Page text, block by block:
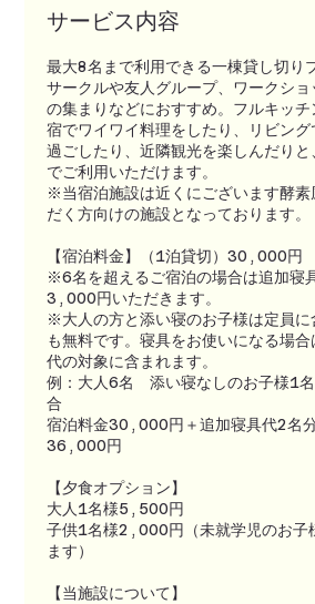
サービス内容
最大8名まで利用できる一棟貸し切り
サークルや友人グループ、ワークシ
の集まりなどにおすすめ。フルキッチ
宿でワイワイ料理をしたり、リビング
過ごしたり、近隣観光を楽しんだり
でご利用いただけます。
※当宿泊施設は近くにございます酵素
だく方向けの施設となっております。
【宿泊料金】（1泊貸切）30,000
※6名を超えるご宿泊の場合は追加寝
3,000円いただきます。
※大人の方と添い寝のお子様は定員に
も無料です。寝具をお使いになる場
代の対象に含まれます。
例：大人6名 添い寝なしのお子様1
合
宿泊料金30,000円＋追加寝具代2名
36,000円
【夕食オプション】
大人1名様5,500円
子供1名様2,000円（未就学児のお子
ます）
【当施設について】